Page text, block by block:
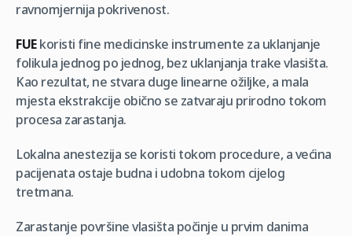
ravnomjernija pokrivenost.
FUEkoristi fine medicinske instrumente za uklanjanje
folikula jednog po jednog, bez uklanjanja trake vlasišta.
Kao rezultat, ne stvara duge linearne ožiljke, a mala
mjesta ekstrakcije obično se zatvaraju prirodno tokom
procesa zarastanja.
Lokalna anestezija se koristi tokom procedure, a većina
pacijenata ostaje budna i udobna tokom cijelog
tretmana.
Zarastanje površine vlasišta počinje u prvim danima